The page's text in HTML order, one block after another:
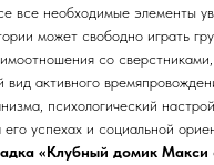
все необходимые элементы
может свободно играть
со
активного
психологический
успехах и социальной
«Клубный домик Макси